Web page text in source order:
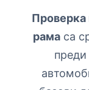
Проверка
рама са
преди